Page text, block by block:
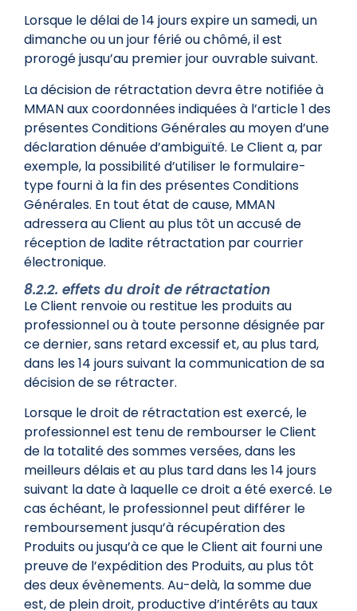
Lorsque le délai de 14 jours expire un samedi, un
dimanche ou un jour férié ou chômé, il est
prorogé jusqu’au premier jour ouvrable suivant.
La décision de rétractation devra être notifiée à
MMAN aux coordonnées indiquées à l’article 1 des
présentes Conditions Générales au moyen d’une
déclaration dénuée d’ambiguïté. Le Client a, par
exemple, la possibilité d’utiliser le formulaire-
type fourni à la fin des présentes Conditions
Générales. En tout état de cause, MMAN
adressera au Client au plus tôt un accusé de
réception de ladite rétractation par courrier
électronique.
8.2.2. effets du droit de rétractation
Le Client renvoie ou restitue les produits au
professionnel ou à toute personne désignée par
ce dernier, sans retard excessif et, au plus tard,
dans les 14 jours suivant la communication de sa
décision de se rétracter.
Lorsque le droit de rétractation est exercé, le
professionnel est tenu de rembourser le Client
de la totalité des sommes versées, dans les
meilleurs délais et au plus tard dans les 14 jours
suivant la date à laquelle ce droit a été exercé. Le
cas échéant, le professionnel peut différer le
remboursement jusqu’à récupération des
Produits ou jusqu’à ce que le Client ait fourni une
preuve de l’expédition des Produits, au plus tôt
des deux évènements. Au-delà, la somme due
est, de plein droit, productive d’intérêts au taux